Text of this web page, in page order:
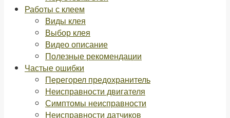
Работы с клеем
Виды клея
Выбор клея
Видео описание
Полезные рекомендации
Частые ошибки
Перегорел предохранитель
Неисправности двигателя
Симптомы неисправности
Неисправности датчиков